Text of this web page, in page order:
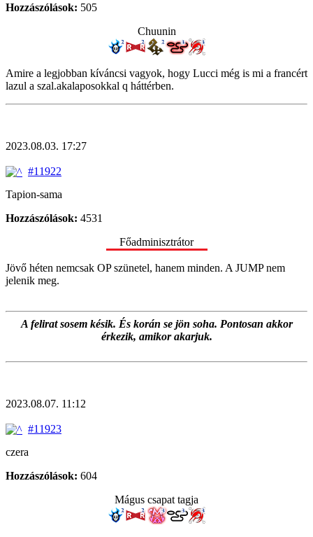
Hozzászólások: 505
Chuunin
Amire a legjobban kíváncsi vagyok, hogy Lucci még is mi a francért
lazul a szal.akalaposokkal q háttérben.
2023.08.03. 17:27
#11922
Tapion-sama
Hozzászólások: 4531
Főadminisztrátor
Jövő héten nemcsak OP szünetel, hanem minden. A JUMP nem
jelenik meg.
A felirat sosem késik. És korán se jön soha. Pontosan akkor
érkezik, amikor akarjuk.
2023.08.07. 11:12
#11923
czera
Hozzászólások: 604
Mágus csapat tagja